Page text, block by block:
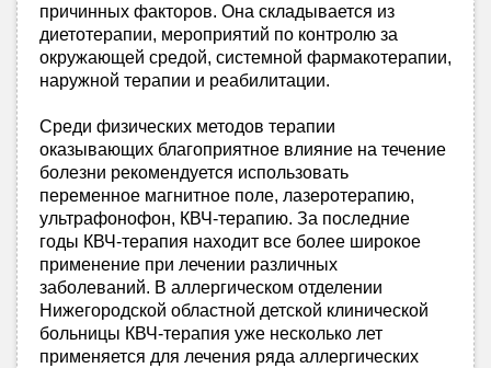
причинных факторов. Она складывается из
диетотерапии, мероприятий по контролю за
окружающей средой, системной фармакотерапии,
наружной терапии и реабилитации.
Среди физических методов терапии
оказывающих благоприятное влияние на течение
болезни рекомендуется использовать
переменное магнитное поле, лазеротерапию,
ультрафонофон, КВЧ-терапию. За последние
годы КВЧ-терапия находит все более широкое
применение при лечении различных
заболеваний. В аллергическом отделении
Нижегородской областной детской клинической
больницы КВЧ-терапия уже несколько лет
применяется для лечения ряда аллергических